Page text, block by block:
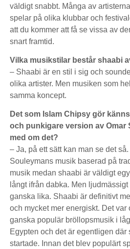
väldigt snabbt. Många av
spelar på olika klubbar och
att du kommer att få se vissa av
snart framtid.
Vilka musikstilar består shaabi
– Shaabi är en stil i sig och
olika artister. Men musiken som
samma koncept.
Det som Islam Chipsy gör
och punkigare version av Omar
med om det?
– Ja, på ett sätt kan man se det
Souleymans musik baserad på
musik medan shaabi är väldigt
långt ifrån dabka. Men
ganska lika. Shaabi är definitivt
och mycket mer energiskt. Det var
ganska populär bröllopsmusik i
Egypten och det är egentligen där
startade. Innan det blev populärt